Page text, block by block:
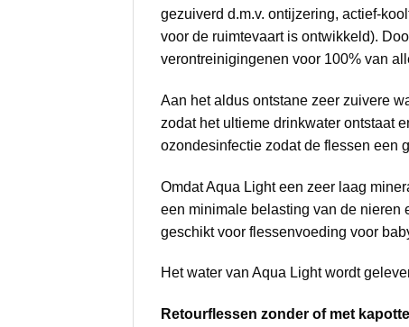
gezuiverd d.m.v. ontijzering, actief-
voor de ruimtevaart is ontwikkeld).
verontreinigingenen voor 100% van
Aan het aldus ontstane zeer zuivere
zodat het ultieme drinkwater ontstaat
ozondesinfectie zodat de flessen een
Omdat Aqua Light een zeer laag
een minimale belasting van de nieren
geschikt voor flessenvoeding voor
Het water van Aqua Light wordt
Retourflessen zonder of met